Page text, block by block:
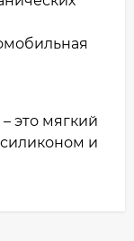
это мягкий
и